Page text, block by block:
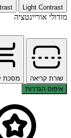
Light Contrast
מודולי אוריינטציה
שורת קריאה מסכת
איפוס הגדרות